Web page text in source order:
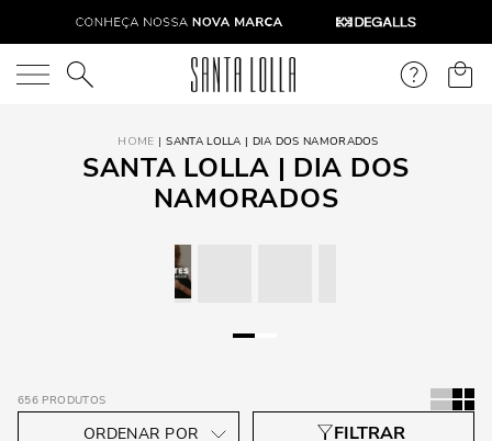
O que você está procurando?
SANTA LOLLA | DIA DOS NAMORADOS
SANTA LOLLA | DIA DOS
NAMORADOS
656 PRODUTOS